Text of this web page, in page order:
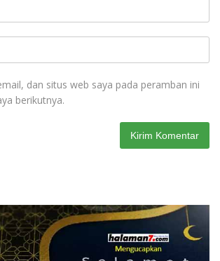
dan situs web saya pada peramban ini
berikutnya.